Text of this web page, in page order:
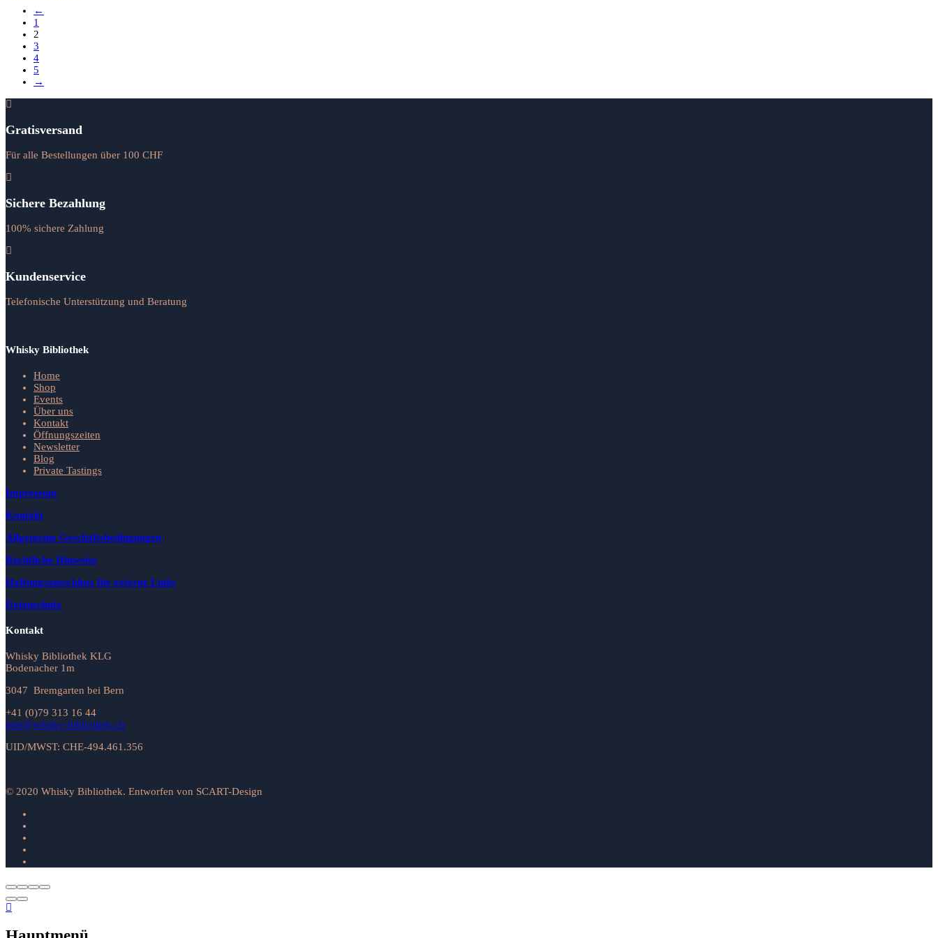
←
1
2
3
4
5
→
Gratisversand
Für alle Bestellungen über 100 CHF
Sichere Bezahlung
100% sichere Zahlung
Kundenservice
Telefonische Unterstützung und Beratung
Whisky Bibliothek
Home
Shop
Events
Über uns
Kontakt
Öffnungszeiten
Newsletter
Blog
Private Tastings
Impressum
Kontakt
Allgemeine Geschäftsbedingungen
Rechtliche Hinweise
Haftungsausschluss für externe Links
Datenschutz
Kontakt
Whisky Bibliothek KLG
Bodenacher 1m
3047 Bremgarten bei Bern
+41 (0)79 313 16 44
info@whisky-bibliothek.ch
UID/MWST: CHE-494.461.356
© 2020 Whisky Bibliothek. Entworfen von SCART-Design